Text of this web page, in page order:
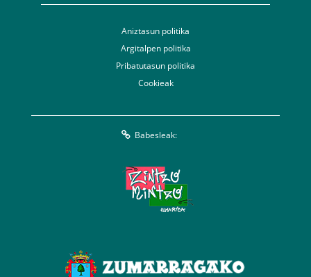
Aniztasun politika
Argitalpen politika
Pribatutasun politika
Cookieak
Babesleak: